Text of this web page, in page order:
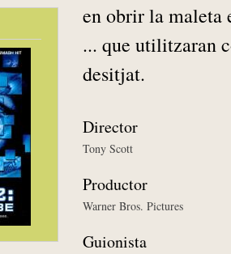
en obrir la maleta
... que utilitzaran
desitjat.
Director
Tony Scott
Productor
Warner Bros. Pictures
Guionista